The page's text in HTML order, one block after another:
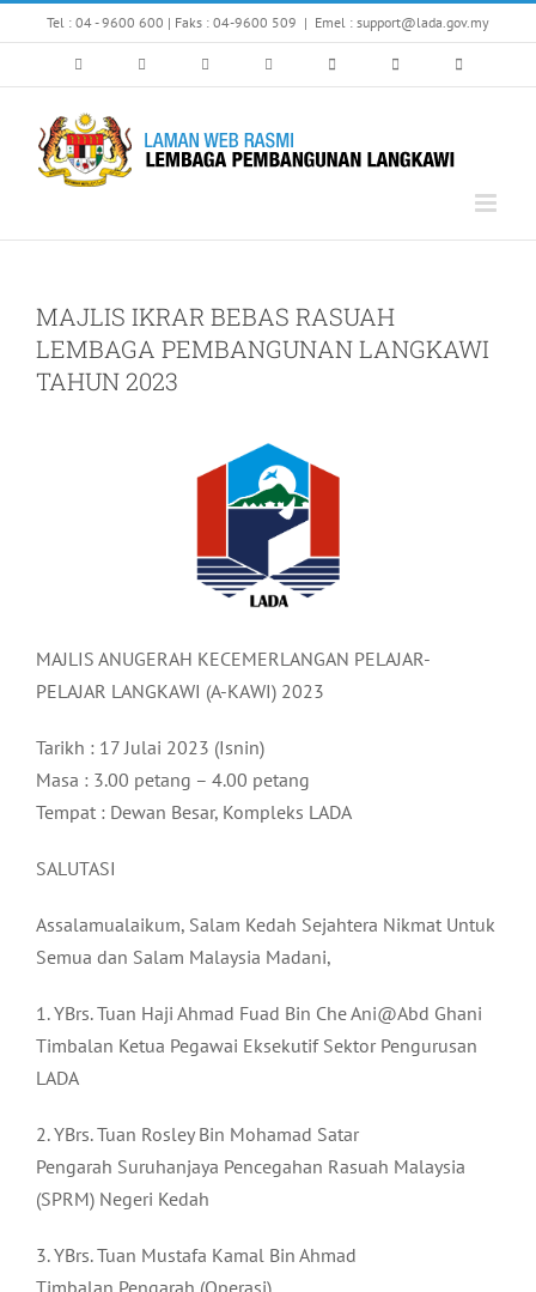
to
Tel : 04 - 9600 600 | Faks : 04-9600 509 | Emel : support@lada.gov.my
MAJLIS IKRAR BEBAS RASUAH
LEMBAGA PEMBANGUNAN LANGKAWI
TAHUN 2023
MAJLIS ANUGERAH KECEMERLANGAN PELAJAR-
PELAJAR LANGKAWI (A-KAWI) 2023
Tarikh : 17 Julai 2023 (Isnin)
Masa : 3.00 petang – 4.00 petang
Tempat : Dewan Besar, Kompleks LADA
SALUTASI
Assalamualaikum, Salam Kedah Sejahtera Nikmat Untuk
Semua dan Salam Malaysia Madani,
1. YBrs. Tuan Haji Ahmad Fuad Bin Che Ani@Abd Ghani
Timbalan Ketua Pegawai Eksekutif Sektor Pengurusan
LADA
2. YBrs. Tuan Rosley Bin Mohamad Satar
Pengarah Suruhanjaya Pencegahan Rasuah Malaysia
(SPRM) Negeri Kedah
3. YBrs. Tuan Mustafa Kamal Bin Ahmad
Timbalan Pengarah (Operasi)